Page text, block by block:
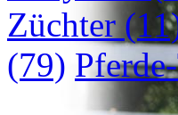
Züchter
(79)